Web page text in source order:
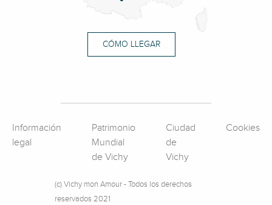
CÓMO LLEGAR
Información
legal
Patrimonio
Mundial
de Vichy
Ciudad
de
Vichy
Cookies
(c) Vichy mon Amour - Todos los derechos
reservados 2021